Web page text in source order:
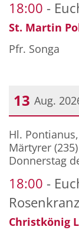
18:00
St. Martin
Pfr. Songa
13 Aug.
Datum: 13.
Hl.
Märtyrer (235)
Donnerstag
18:00
Rosenkranz
Christkönig